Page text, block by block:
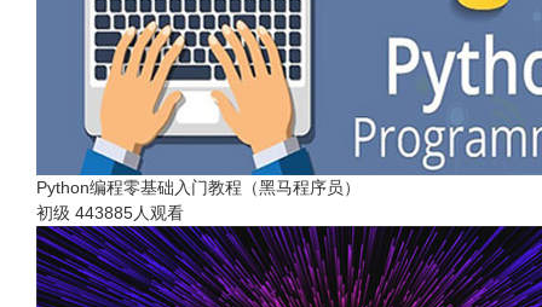
Python编程零基础入门教程（黑马程序员）
初级 443885人观看